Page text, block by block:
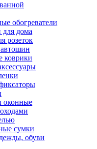
обогреватели
дома
розеток
коврики
оконные
сумки
обуви